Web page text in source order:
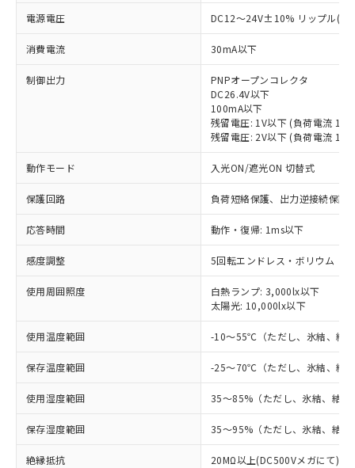
電源電圧 DC12～24V±10% リップル(p-
消費電流 30mA以下
制御出力
PNPオープンコレクタ
DC26.4V以下
100mA以下
残留電圧: 1V以下 (負荷電流
残留電圧: 2V以下 (負荷電流 10
動作モード 入光ON/遮光ON 切替式
保護回路 負荷短絡保護、出力逆接続保護
応答時間 動作・復帰: 1ms以下
感度調整 5回転エンドレス・ボリウム
使用周囲照度
白熱ランプ: 3,000lx以下
太陽光: 10,000lx以下
使用温度範囲 -10～55℃（ただし、氷結、結
保存温度範囲 -25～70℃（ただし、氷結、結
使用湿度範囲 35～85%（ただし、氷結、結露
保存湿度範囲 35～95%（ただし、氷結、結露
絶縁抵抗 20MΩ以上(DC500Vメガにて)
ご利用条件
以下の条件をお読みいただき、同意のうえ
ご利用ください。
本サービスは、当社制御機器事業取扱
商品の当社在庫状況および標準価格
(税抜)を提供させていただくもので
本サービスの対象外となる商品もある
ことをご了承ください。
在庫状況および標準価格照会結果は、
記載している更新日時点での社内デー
対応済み：EU RoHS指令（10物質）の
非含有に対応した製品が提供可能な商品で
す。
対応予定：EU RoHS指令（10物質）の非含
有に対応した製品に切り替える予定のある
対応予定なし：EU RoHS指令（10物質）の
非含有に非対応の商品で、対応品を出す予
定はありません。
調査・確認中：EU RoHS指令（10物質）の
非含有の対応状況を調査中または確認中の
非該当品：ライセンス料など無形物で、有
害物質有無と関係のない商品です。
仕入先様の事情により、非含有部品として
いたものが、含有品と判明した場合などや
むを得ず変更することがあります。
*EU RoHS指令（10物質）：
※1 中国RoHS○×表
「○」：最大均質材料含有率が中国RoHSの
基準値以下であることを示します。
「×」：最大均質材料含有率が中国RoHSの
基準値を超えていることを示します。
「－」：未確認です。当社販売部門へお問
当社は、これら貴社製品のうち、外国
為替および外国貿易法に定める商品